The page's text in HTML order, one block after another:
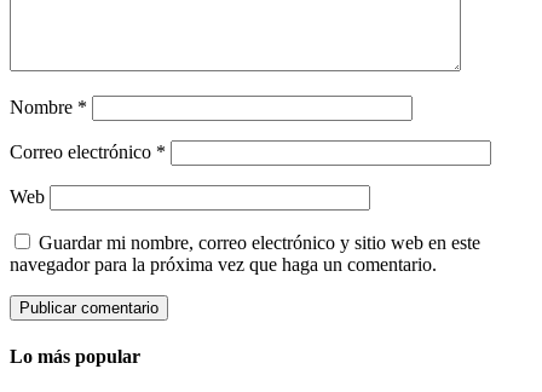
Nombre *
Correo electrónico *
Web
Guardar mi nombre, correo electrónico y sitio web en este
navegador para la próxima vez que haga un comentario.
Lo más popular